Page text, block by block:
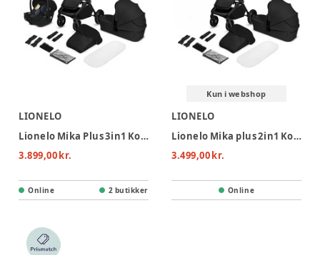
LIONELO
Lionelo Mika Plus 3in1 Kombivogn - Black Onyx
3.899,00 kr.
Online 2 butikker
Kun i webshop
LIONELO
Lionelo Mika plus 2in1 Kombivogn - Black Onyx
3.499,00 kr.
Online